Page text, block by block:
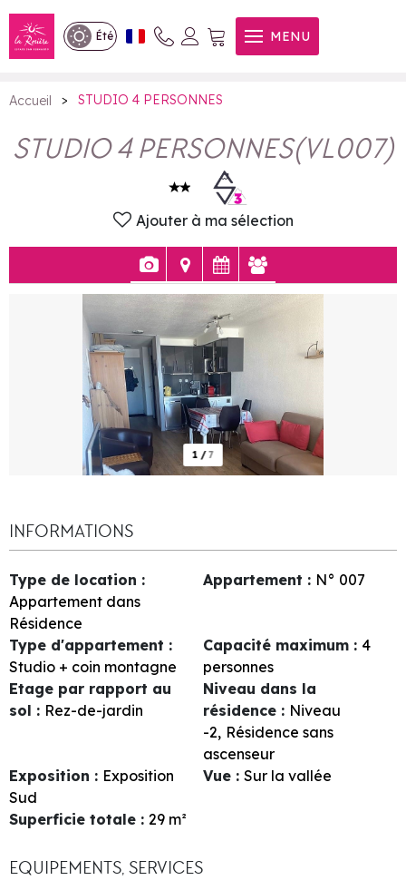
Été MENU
STUDIO 4 PERSONNES
Accueil > STUDIO 4 PERSONNES
STUDIO 4 PERSONNES(VL007)
Ajouter à ma sélection
1 /7
INFORMATIONS
Type de location :
Appartement dans
Résidence
Appartement : N° 007
Type d'appartement :
Studio + coin montagne
Capacité maximum : 4
personnes
Etage par rapport au
sol : Rez-de-jardin
Niveau dans la
résidence : Niveau
-2 Résidence sans
ascenseur
Exposition : Exposition
Sud
Vue : Sur la vallée
Superficie totale : 29 m²
EQUIPEMENTS, SERVICES